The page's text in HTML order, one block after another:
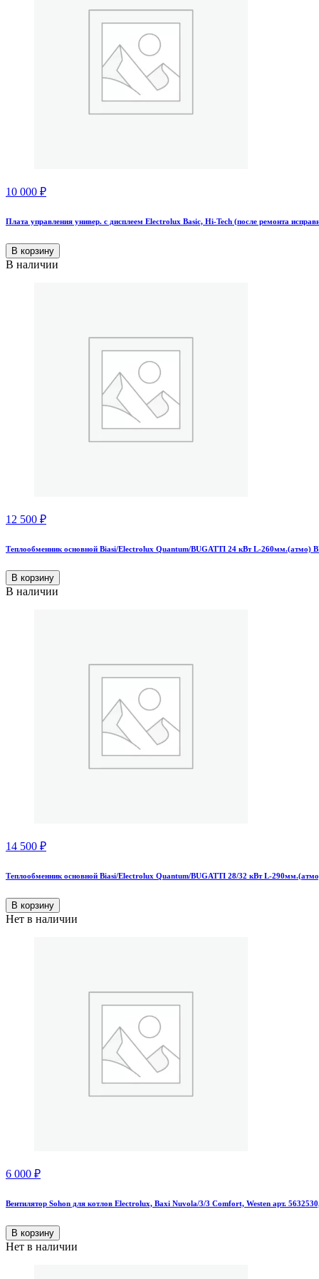
10 000 ₽
Плата управления универ. с дисплеем Electrolux Basic, Hi-Tech (после ремонта
В корзину
В наличии
12 500 ₽
Теплообменник основной Biasi/Electrolux Quantum/BUGATTI 24 кВт L-260мм.(атмо)
В корзину
В наличии
14 500 ₽
Теплообменник основной Biasi/Electrolux Quantum/BUGATTI 28/32 кВт L-
В корзину
Нет в наличии
6 000 ₽
Вентилятор Sohon для котлов Electrolux, Baxi Nuvola/3/3 Comfort, Westen арт.
В корзину
Нет в наличии